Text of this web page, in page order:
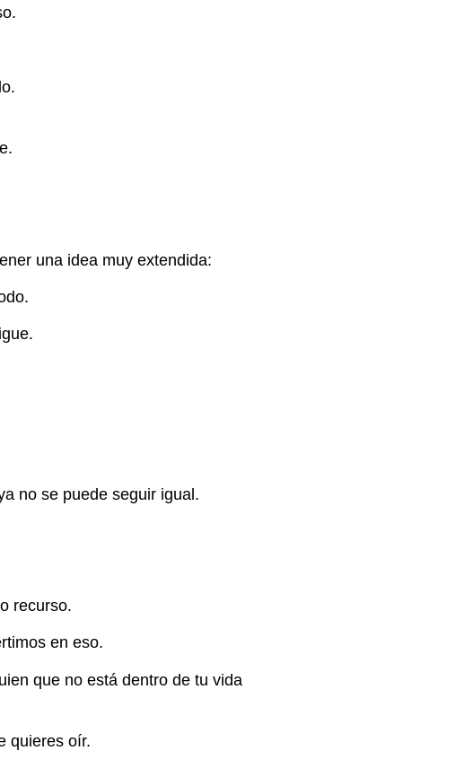
una idea muy extendida:
no se puede seguir igual.
recurso.
en eso.
que no está dentro de tu vida
quieres oír.